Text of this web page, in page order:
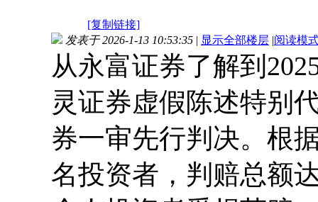
[复制链接]
发表于 2026-1-13 10:53:35 | 显示全部楼层 |阅读模
从永富证券了解到
灵证券虚假陈述特别
券一审先行判决。根
名投资者，判赔总额